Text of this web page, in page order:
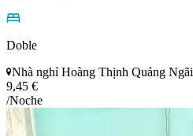
Doble
Nhà nghỉ Hoàng Thịnh Quảng Ngãi
9,45 €
/Noche